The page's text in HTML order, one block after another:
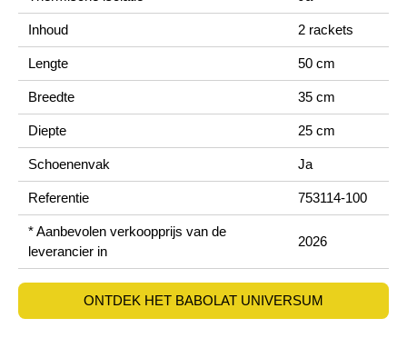
Inhoud 2 rackets
Lengte 50 cm
Breedte 35 cm
Diepte 25 cm
Schoenenvak Ja
Referentie 753114-100
* Aanbevolen verkoopprijs van de
leverancier in
2026
ONTDEK HET BABOLAT UNIVERSUM